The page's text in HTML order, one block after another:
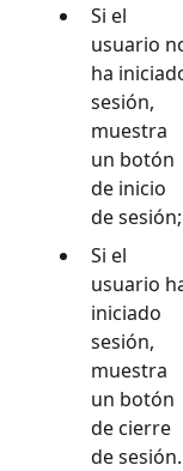
Si el
usuario
ha
sesión,
muestra
un botón
de inicio
de sesión;
Si el
usuario
iniciado
sesión,
muestra
un botón
de cierre
de sesión.